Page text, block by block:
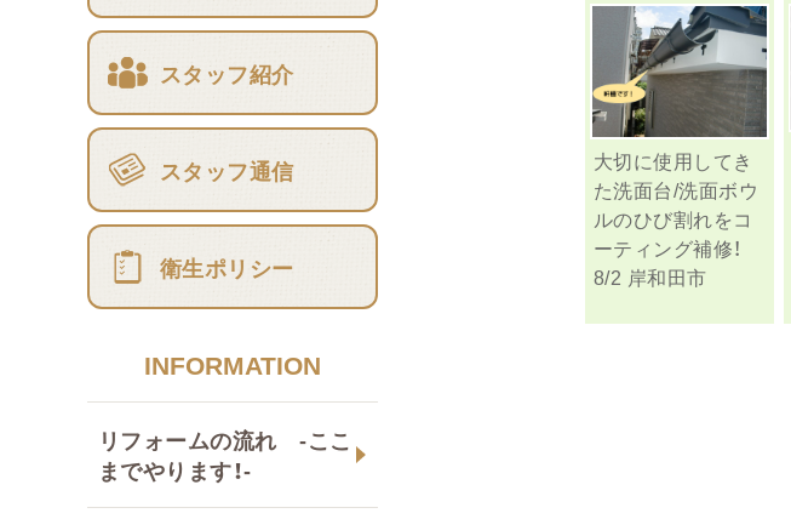
スタッフ紹介
スタッフ通信
衛生ポリシー
INFORMATION
リフォームの流れ -ここ
までやります！-
大切に使用してき
た洗面台/洗面ボウ
ルのひび割れをコ
ーティング補修！
8/2 岸和田市